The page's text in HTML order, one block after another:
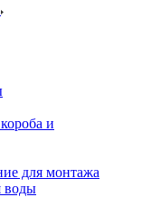
и
для монтажа
воды